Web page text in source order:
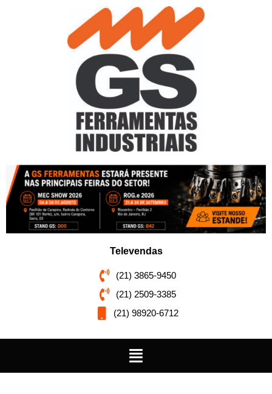
Televendas
(21) 3865-9450
(21) 2509-3385
(21) 98920-6712